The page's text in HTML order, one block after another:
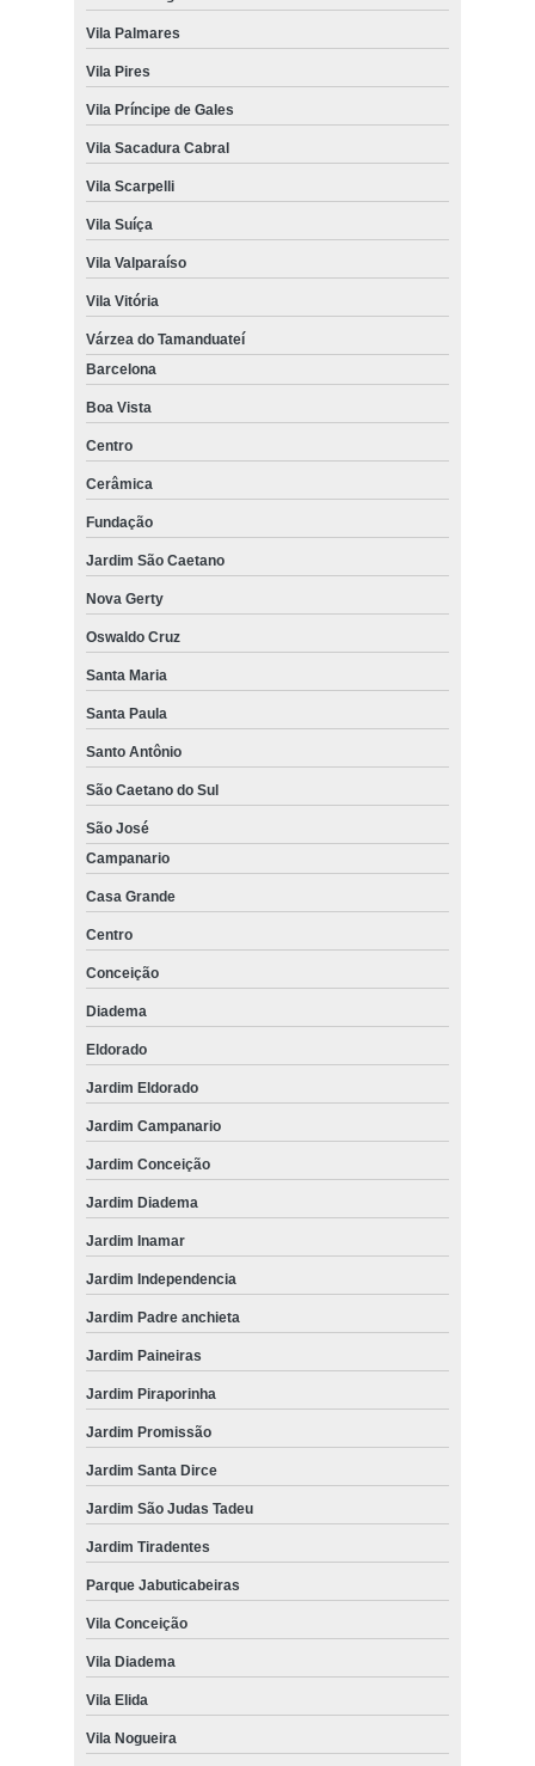
Vila Palmares
Vila Pires
Vila Príncipe de Gales
Vila Sacadura Cabral
Vila Scarpelli
Vila Suíça
Vila Valparaíso
Vila Vitória
Várzea do Tamanduateí
Barcelona
Boa Vista
Centro
Cerâmica
Fundação
Jardim São Caetano
Nova Gerty
Oswaldo Cruz
Santa Maria
Santa Paula
Santo Antônio
São Caetano do Sul
São José
Campanario
Casa Grande
Centro
Conceição
Diadema
Eldorado
Jardim Eldorado
Jardim Campanario
Jardim Conceição
Jardim Diadema
Jardim Inamar
Jardim Independencia
Jardim Padre anchieta
Jardim Paineiras
Jardim Piraporinha
Jardim Promissão
Jardim Santa Dirce
Jardim São Judas Tadeu
Jardim Tiradentes
Parque Jabuticabeiras
Vila Conceição
Vila Diadema
Vila Elida
Vila Nogueira